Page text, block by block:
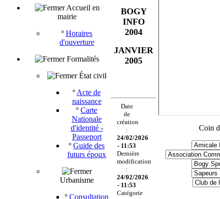
Accueil en
mairie
º Horaires
d'ouverture
Formalités
État civil
º Acte de
naissance
º Carte
Nationale
d'identité -
Passeport
º Guide des
futurs époux
Urbanisme
º Consultation
BOGY
INFO
2004
JANVIER
2005
Date
de
création
:
24/02/2026
- 11:53
Dernière
modification
:
24/02/2026
- 11:53
Catégorie
Coin